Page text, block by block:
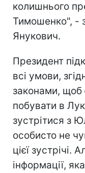
колишнього
Тимошенко", -
Янукович.
Президент
всі умови,
законами, щоб
побувати в
зустрітися з
особисто не
цієї зустрічі.
інформації,